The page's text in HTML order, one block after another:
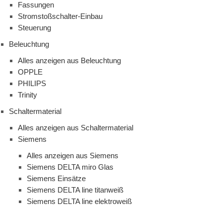
Fassungen
Stromstoßschalter-Einbau
Steuerung
Beleuchtung
Alles anzeigen aus Beleuchtung
OPPLE
PHILIPS
Trinity
Schaltermaterial
Alles anzeigen aus Schaltermaterial
Siemens
Alles anzeigen aus Siemens
Siemens DELTA miro Glas
Siemens Einsätze
Siemens DELTA line titanweiß
Siemens DELTA line elektroweiß